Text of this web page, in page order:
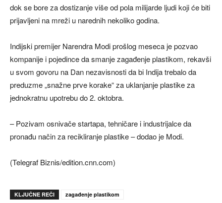
dok se bore za dostizanje više od pola milijarde ljudi koji će biti
prijavljeni na mreži u narednih nekoliko godina.
Indijski premijer Narendra Modi prošlog meseca je pozvao
kompanije i pojedince da smanje zagađenje plastikom, rekavši
u svom govoru na Dan nezavisnosti da bi Indija trebalo da
preduzme „snažne prve korake“ za uklanjanje plastike za
jednokratnu upotrebu do 2. oktobra.
– Pozivam osnivače startapa, tehničare i industrijalce da
pronađu način za recikliranje plastike – dodao je Modi.
(Telegraf Biznis/edition.cnn.com)
KLJUČNE REČI zagađenje plastikom